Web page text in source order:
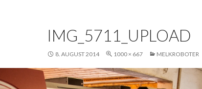
IMG_5711_UPLOAD
8. AUGUST 2014 1000 × 667 MELKROBOTER